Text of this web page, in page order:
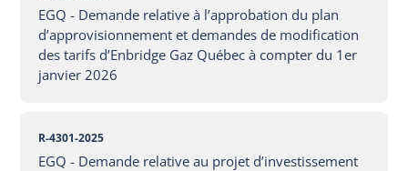
EGQ - Demande relative à l’approbation du plan
d’approvisionnement et demandes de modification
des tarifs d’Enbridge Gaz Québec à compter du 1er
janvier 2026
R-4301-2025
EGQ - Demande relative au projet d’investissement